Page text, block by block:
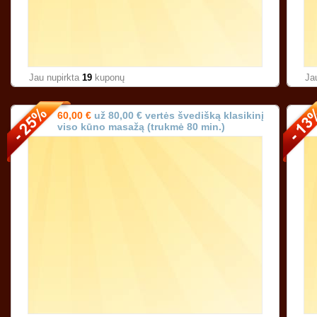
Jau nupirkta 19 kuponų
60,00 € už 80,00 € vertės švedišką klasikinį
viso kūno masažą (trukmė 80 min.)
Karoliniškėse Vilniuje!